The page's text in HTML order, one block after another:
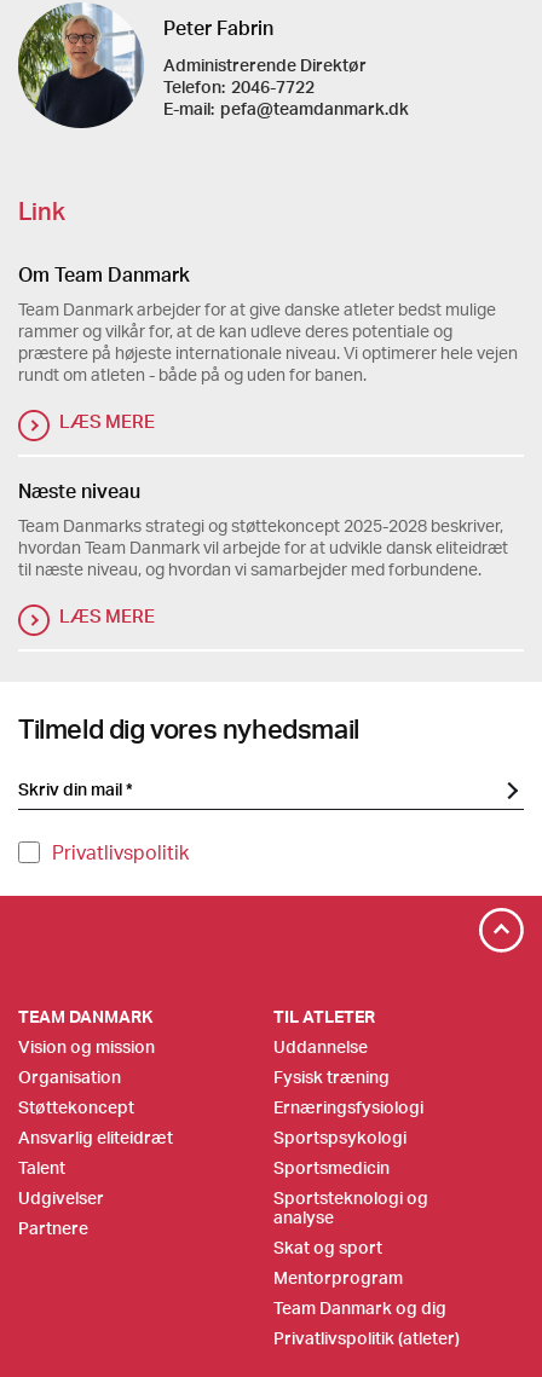
Peter Fabrin
Administrerende Direktør
Telefon: 2046-7722
E-mail: pefa@teamdanmark.dk
Link
Om Team Danmark
Team Danmark arbejder for at give danske atleter bedst mulige
rammer og vilkår for, at de kan udleve deres potentiale og
præstere på højeste internationale niveau. Vi optimerer hele vejen
rundt om atleten - både på og uden for banen.
LÆS MERE
Næste niveau
Team Danmarks strategi og støttekoncept 2025-2028 beskriver,
hvordan Team Danmark vil arbejde for at udvikle dansk eliteidræt
til næste niveau, og hvordan vi samarbejder med forbundene.
LÆS MERE
Tilmeld dig vores nyhedsmail
Privatlivspolitik
TEAM DANMARK
Vision og mission
Organisation
Støttekoncept
Ansvarlig eliteidræt
Talent
Udgivelser
Partnere
TIL ATLETER
Uddannelse
Fysisk træning
Ernæringsfysiologi
Sportspsykologi
Sportsmedicin
Sportsteknologi og
analyse
Skat og sport
Mentorprogram
Team Danmark og dig
Privatlivspolitik (atleter)